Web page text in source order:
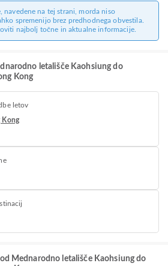
navedene na tej strani, morda niso
spremenijo brez predhodnega obvestila.
najbolj točne in aktualne informacije.
letališče Kaohsiung do
Kong
letov
Kong
Mednarodno letališče Kaohsiung do